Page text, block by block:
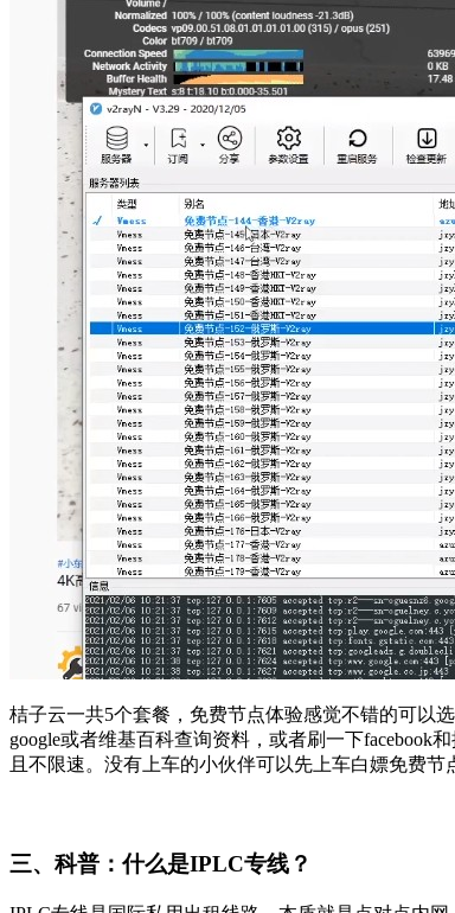
桔子云一共5个套餐，免费节点体验感觉不错的可以
google或者维基百科查询资料，或者刷一下
且不限速。没有上车的小伙伴可以先上车白嫖免费节
三、科普：什么是IPLC专线？